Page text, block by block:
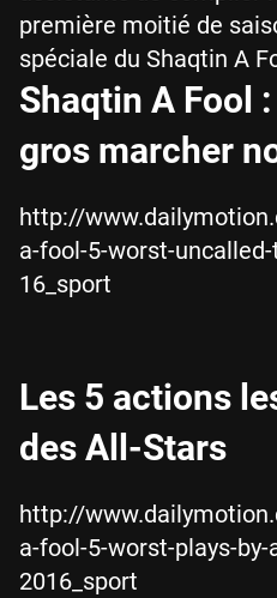
première moitié de
spéciale du Shaqtin A
Shaqtin A Fool
gros marcher
http://
a-fool-5-worst-
16_sport
Les 5 actions
des All-Stars
http://
a-fool-5-worst-plays-
2016_sport